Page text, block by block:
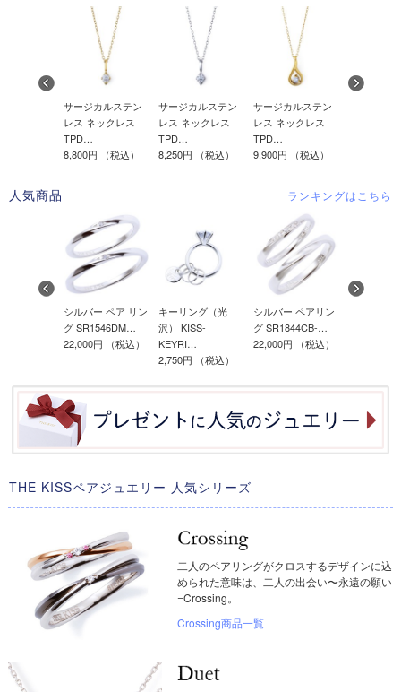
サージカルステン
レス ネックレス
TPD…
8,800円 （税込）
サージカルステン
レス ネックレス
TPD…
8,250円 （税込）
サージカルステン
レス ネックレス
TPD…
9,900円 （税込）
人気商品 ランキングはこちら
シルバー ペア リン
グ SR1546DM…
22,000円 （税込）
キーリング（光
沢） KISS-
KEYRI…
2,750円 （税込）
シルバー ペアリン
グ SR1844CB-…
22,000円 （税込）
THE KISSペアジュエリー 人気シリーズ
二人のペアリングがクロスするデザインに込
められた意味は、二人の出会い〜永遠の願い
=Crossing。
Crossing商品一覧